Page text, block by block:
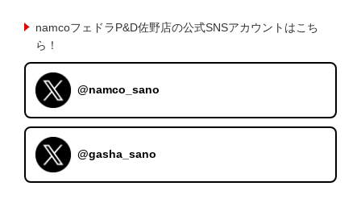
namcoフェドラP&D佐野店の公式SNSアカウントはこち
ら！
@namco_sano
@gasha_sano